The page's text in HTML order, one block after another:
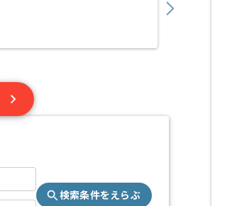
検索条件をえらぶ